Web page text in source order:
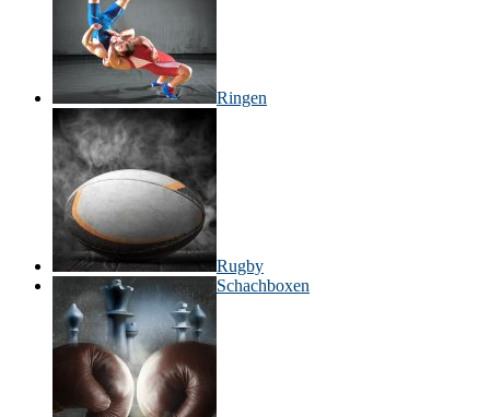
Ringen
Rugby
Schachboxen